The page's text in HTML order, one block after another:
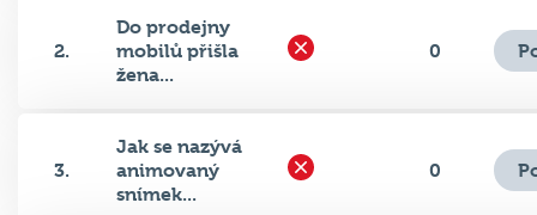
2.
Do prodejny
mobilů přišla
žena...
0
3.
Jak se nazývá
animovaný
snímek...
0